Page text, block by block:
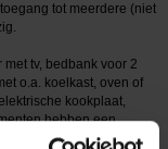
tot meerdere (niet
tv, bedbank voor 2
o.a. koelkast, oven of
kookplaat,
hebben een
Sommige